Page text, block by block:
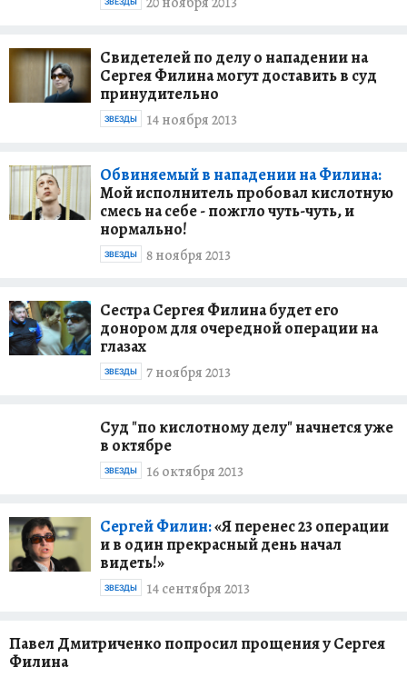
Свидетелей по делу о нападении на
Сергея Филина могут доставить в суд
принудительно
14 ноября 2013
ЗВЕЗДЫ
Обвиняемый в нападении на Филина:
Мой исполнитель пробовал кислотную
смесь на себе - пожгло чуть-чуть, и
нормально!
8 ноября 2013
ЗВЕЗДЫ
Сестра Сергея Филина будет его
донором для очередной операции на
глазах
7 ноября 2013
ЗВЕЗДЫ
Суд "по кислотному делу" начнется уже
в октябре
16 октября 2013
ЗВЕЗДЫ
Сергей Филин:«Я перенес 23 операции
и в один прекрасный день начал
видеть!»
14 сентября 2013
ЗВЕЗДЫ
Павел Дмитриченко попросил прощения у Сергея
Филина